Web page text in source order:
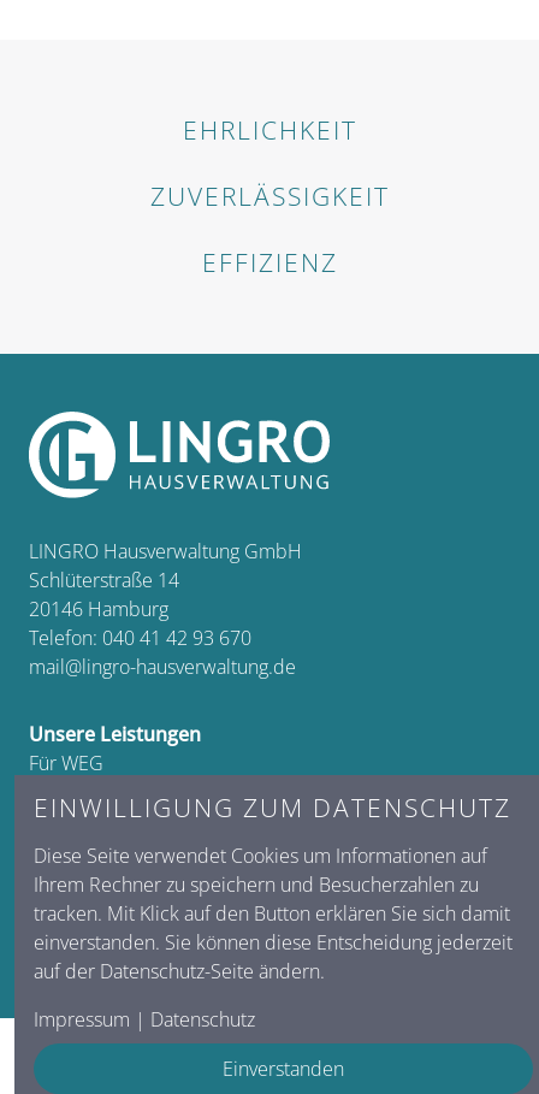
EHRLICHKEIT
ZUVERLÄSSIGKEIT
EFFIZIENZ
EINWILLIGUNG ZUM DATENSCHUTZ
Diese Seite verwendet Cookies um Informationen auf
Ihrem Rechner zu speichern und Besucherzahlen zu
tracken. Mit Klick auf den Button erklären Sie sich damit
einverstanden. Sie können diese Entscheidung jederzeit
auf der Datenschutz-Seite ändern.
Impressum | Datenschutz
Einverstanden
LINGRO Hausverwaltung GmbH
Schlüterstraße 14
20146 Hamburg
Telefon: 040 41 42 93 670
mail@lingro-hausverwaltung.de
Unsere Leistungen
Für WEG
Für Zinshäuser
Für Sondereigentum
Für Gewerbeimmobilien
Impressum
Datenschutz